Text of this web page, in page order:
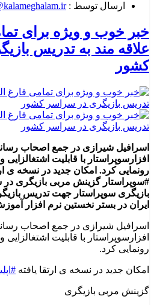
ارسال توسط :
خبر خوب و ویژه برای
علاقه مند به تدریس
کشور
اسرافیل شیرازی در جمع اصحاب رسانه
افزارسوپراستار با قابلیت
رونمایی کرد. امکان جدید در نسخه ی
#سوپراستار گزینش مربی بازیگری در
بازیگری سوپراستار جهت تدریس
ایران در بستر نخستین نرم افزار
اسرافیل شیرازی در جمع اصحاب رسانه
افزارسوپراستار با قابلیت
رونمایی کرد.
امکان جدید در نسخه ی ارتقا یافته
گزینش مربی بازیگری